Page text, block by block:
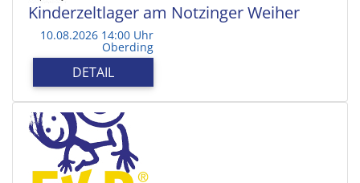
Kinderzeltlager am Notzinger Weiher
10.08.2026 14:00 Uhr
Oberding
DETAIL